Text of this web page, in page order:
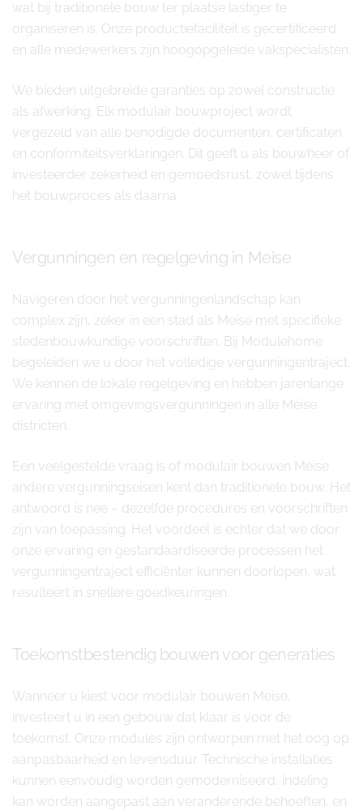
wat bij traditionele bouw ter plaatse lastiger te
organiseren is. Onze productiefaciliteit is gecertificeerd
en alle medewerkers zijn hoogopgeleide vakspecialisten.
We bieden uitgebreide garanties op zowel constructie
als afwerking. Elk modulair bouwproject wordt
vergezeld van alle benodigde documenten, certificaten
en conformiteitsverklaringen. Dit geeft u als bouwheer of
investeerder zekerheid en gemoedsrust, zowel tijdens
het bouwproces als daarna.
Vergunningen en regelgeving in Meise
Navigeren door het vergunningenlandschap kan
complex zijn, zeker in een stad als Meise met specifieke
stedenbouwkundige voorschriften. Bij Modulehome
begeleiden we u door het volledige vergunningentraject.
We kennen de lokale regelgeving en hebben jarenlange
ervaring met omgevingsvergunningen in alle Meise
districten.
Een veelgestelde vraag is of modulair bouwen Meise
andere vergunningseisen kent dan traditionele bouw. Het
antwoord is nee – dezelfde procedures en voorschriften
zijn van toepassing. Het voordeel is echter dat we door
onze ervaring en gestandaardiseerde processen het
vergunningentraject efficiënter kunnen doorlopen, wat
resulteert in snellere goedkeuringen.
Toekomstbestendig bouwen voor generaties
Wanneer u kiest voor modulair bouwen Meise,
investeert u in een gebouw dat klaar is voor de
toekomst. Onze modules zijn ontworpen met het oog op
aanpasbaarheid en levensduur. Technische installaties
kunnen eenvoudig worden gemoderniseerd, indeling
kan worden aangepast aan veranderende behoeften, en